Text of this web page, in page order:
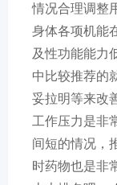
情况合理调整
身体各项机能
及性功能能力
中比较推荐的
妥拉明等来改
工作压力是非
间短的情况，
时药物也是非